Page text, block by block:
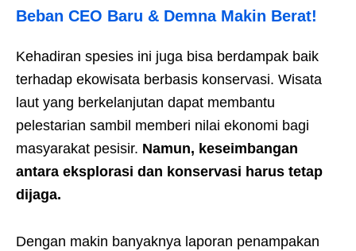
Beban CEO Baru & Demna Makin Berat!
Kehadiran spesies ini juga bisa berdampak baik
terhadap ekowisata berbasis konservasi. Wisata
laut yang berkelanjutan dapat membantu
pelestarian sambil memberi nilai ekonomi bagi
masyarakat pesisir. Namun, keseimbangan
antara eksplorasi dan konservasi harus tetap
dijaga.
Dengan makin banyaknya laporan penampakan